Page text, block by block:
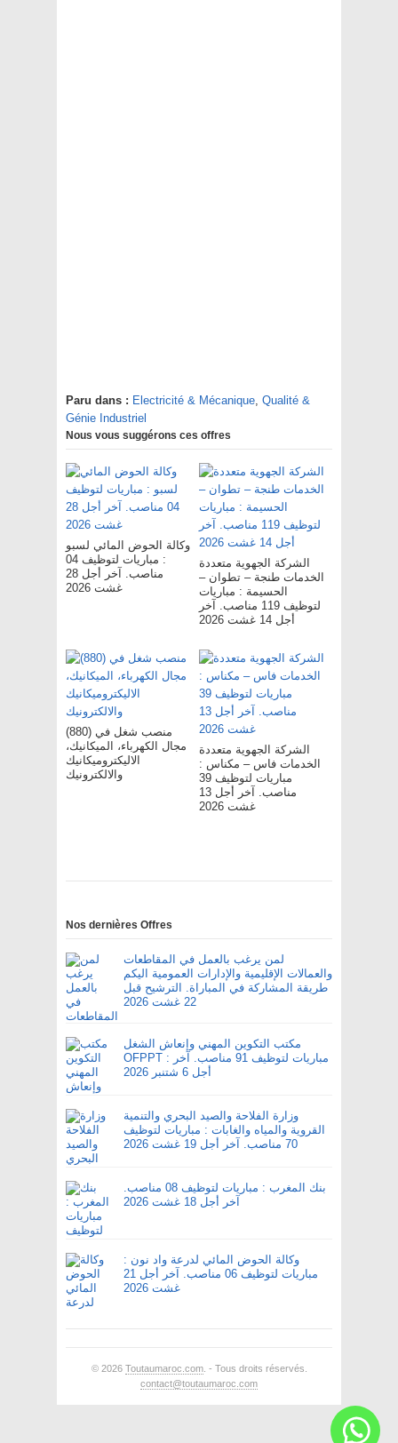
Paru dans : Electricité & Mécanique, Qualité &
Génie Industriel
Nous vous suggérons ces offres
وكالة الحوض المائي لسبو
: مباريات لتوظيف 04
مناصب. آخر أجل 28
غشت 2026
الشركة الجهوية متعددة
الخدمات طنجة – تطوان –
الحسيمة : مباريات
لتوظيف 119 مناصب. آخر
أجل 14 غشت 2026
(880) منصب شغل في
مجال الكهرباء، الميكانيك،
الاليكتروميكانيك
والالكترونيك
الشركة الجهوية متعددة
الخدمات فاس – مکناس :
مباريات لتوظيف 39
مناصب. آخر أجل 13
غشت 2026
Nos dernières Offres
لمن يرغب بالعمل في المقاطعات
والعمالات الإقليمية والإدارات العمومية اليكم
طريقة المشاركة في المباراة. الترشيح قبل
22 غشت 2026
مكتب التكوين المهني وإنعاش الشغل
OFPPT : مباريات لتوظيف 91 مناصب. آخر
أجل 6 شتنبر 2026
وزارة الفلاحة والصيد البحري والتنمية
القروية والمياه والغابات : مباريات لتوظيف
70 مناصب. آخر أجل 19 غشت 2026
بنك المغرب : مباريات لتوظيف 08 مناصب.
آخر أجل 18 غشت 2026
وكالة الحوض المائي لدرعة واد نون :
مباريات لتوظيف 06 مناصب. آخر أجل 21
غشت 2026
© 2026 Toutaumaroc.com. - Tous droits réservés.
contact@toutaumaroc.com